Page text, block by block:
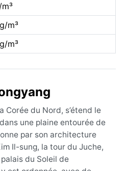
m³
m³
Corée du Nord, s’étend le
une plaine entourée de
par son architecture
Il-sung, la tour du Juche,
du Soleil de